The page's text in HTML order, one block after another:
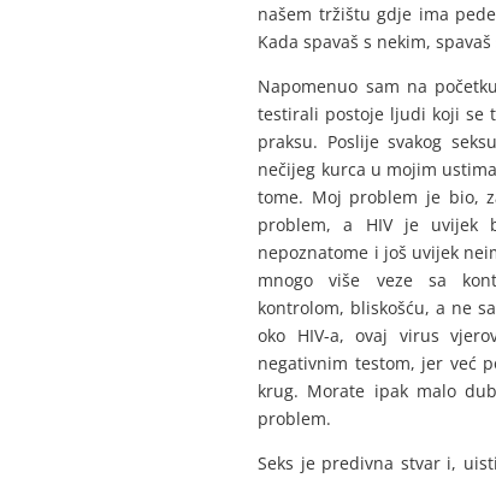
našem tržištu gdje ima
Kada spavaš s nekim,
Napomenuo sam na
testirali postoje ljudi koji se
praksu. Poslije svakog
nečijeg kurca u mojim
tome. Moj problem je bio,
problem, a HIV je uvijek
nepoznatome i još uvijek
mnogo više veze sa
kontrolom, bliskošću, a ne
oko HIV-a, ovaj virus
negativnim testom, jer već
krug. Morate ipak malo
problem.
Seks je predivna stvar i,